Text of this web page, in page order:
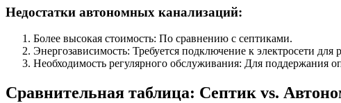
Недостатки автономных канализаций:
Более высокая стоимость: По сравнению с септиками.
Энергозависимость: Требуется подключение к электросети для
Необходимость регулярного обслуживания: Для поддержания
Сравнительная таблица: Септик vs.